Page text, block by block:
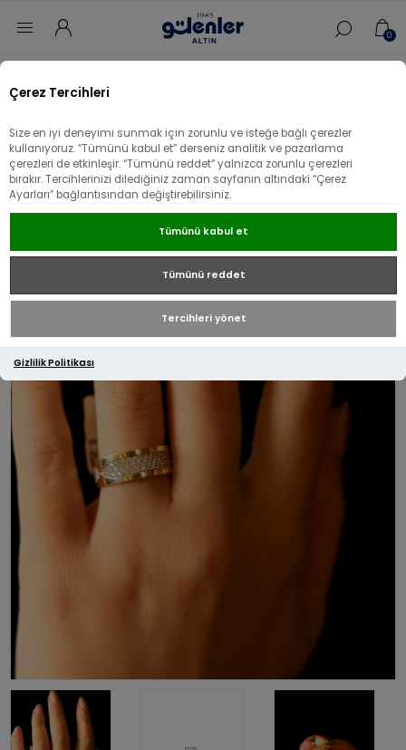
Çerez Tercihleri
Size en iyi deneyimi sunmak için zorunlu ve isteğe bağlı çerezler
kullanıyoruz. “Tümünü kabul et” derseniz analitik ve pazarlama
çerezleri de etkinleşir. “Tümünü reddet” yalnızca zorunlu çerezleri
bırakır. Tercihlerinizi dilediğiniz zaman sayfanın altındaki “Çerez
Ayarları” bağlantısından değiştirebilirsiniz.
Tümünü kabul et
Tümünü reddet
Tercihleri yönet
Gizlilik Politikası
0
14 Ayar Altın Taşlı Tasarım Alyans